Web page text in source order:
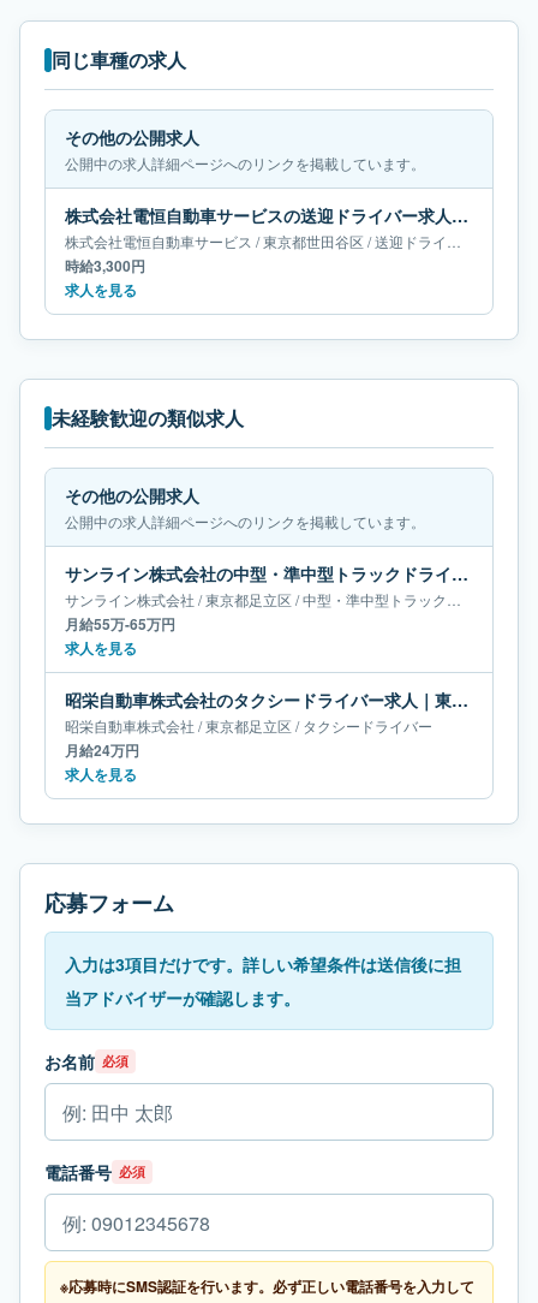
同じ車種の求人
その他の公開求人
公開中の求人詳細ページへのリンクを掲載しています。
株式会社電恒自動車サービスの送迎ドライバー求人｜東京都世田谷区
株式会社電恒自動車サービス /東京都世田谷区 /送迎ドライバー
時給3,300円
求人を見る
未経験歓迎の類似求人
その他の公開求人
公開中の求人詳細ページへのリンクを掲載しています。
サンライン株式会社の中型・準中型トラックドライバー求人｜東京都足立区｜月給55万-65万円
サンライン株式会社 /東京都足立区 /中型・準中型トラックドライバー
月給55万-65万円
求人を見る
昭栄自動車株式会社のタクシードライバー求人｜東京都足立区｜月給24万円
昭栄自動車株式会社 /東京都足立区 /タクシードライバー
月給24万円
求人を見る
応募フォーム
入力は3項目だけです。詳しい希望条件は送信後に担
当アドバイザーが確認します。
お名前 必須
電話番号 必須
※応募時にSMS認証を行います。必ず正しい電話番号を入力して